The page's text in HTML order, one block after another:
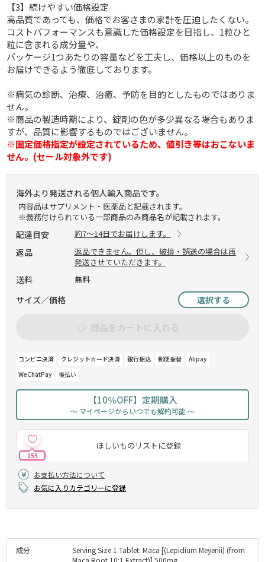
【3】続けやすい価格設定
高品質であっても、価格でお客さまの家計を圧迫したくない。
コストパフォーマンスも意識した価格設定を目指し、1粒ひと
粒に含まれる成分量や、
パッケージ1つあたりの容量などを工夫し、価格以上のものを
お届けできるよう徹底しております。
※病気の診断、治療、治癒、予防を目的としたものではありま
せん。
※商品の製造時期により、錠剤の色が多少異なる場合もありま
すが、品質に影響するものではございません。
※固定価格指定が設定されているため、値引き等はおこないま
せん。(セール対象外です)
海外より発送される個人輸入商品です。
内容品はサプリメント・医薬品と記載されます。
※義務付けられている一部商品のみ商品名が記載されます。
配達目安 約7～14日でお届けします。
返品
返品できません。但し、破損・誤送の場合は再
発送させていただきます。
送料 無料
サイズ／価格 選択する
商品をカートに入れる
コンビニ決済 クレジットカード決済 銀行振込 郵便振替
Alipay
WeChatPay
後払い
【10％OFF】定期購入
～ マイページからいつでも解約可能 ～
ほしいものリストに登録
155
お支払い方法について
お気に入りカテゴリーに登録
成分
Serving Size 1 Tablet: Maca [(Lepidium Meyenii) (from